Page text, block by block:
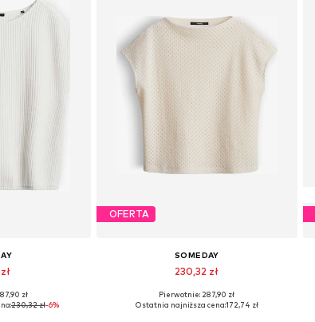
S, M, L, XL
zł
230,32 zł-6%
OFERTA
SOMEDAY
230,32 zł
Dostępne rozmiary: S, M, L, XL
Pierwotnie: 287,90 zł
Ostatnia najniższa cena:172,74 zł